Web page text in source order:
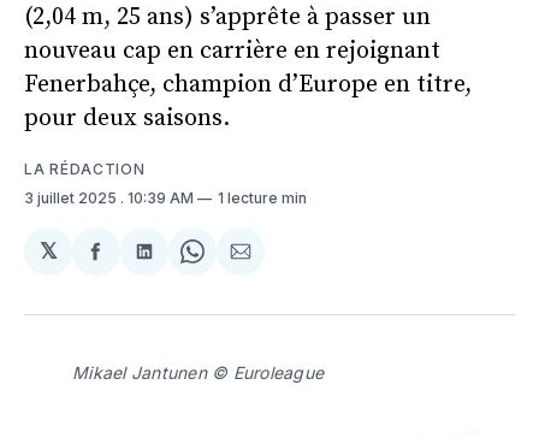
(2,04 m, 25 ans) s’apprête à passer un
nouveau cap en carrière en rejoignant
Fenerbahçe, champion d’Europe en titre,
pour deux saisons.
LA RÉDACTION
3 juillet 2025 . 10:39 AM 1 lecture min
𝕏
Partager
Facebook
Partager
LinkedIn
Share
WhatsApp
Partager
Courriel
Mikael Jantunen © Euroleague